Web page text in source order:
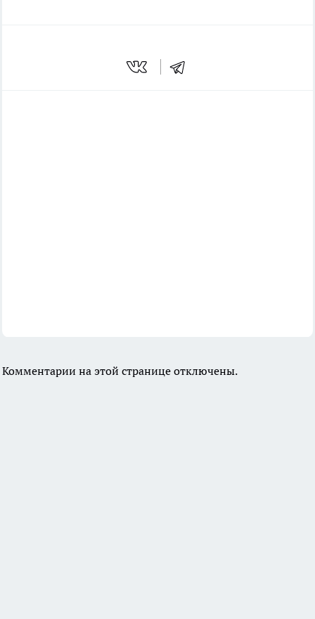
Комментарии на этой странице отключены.